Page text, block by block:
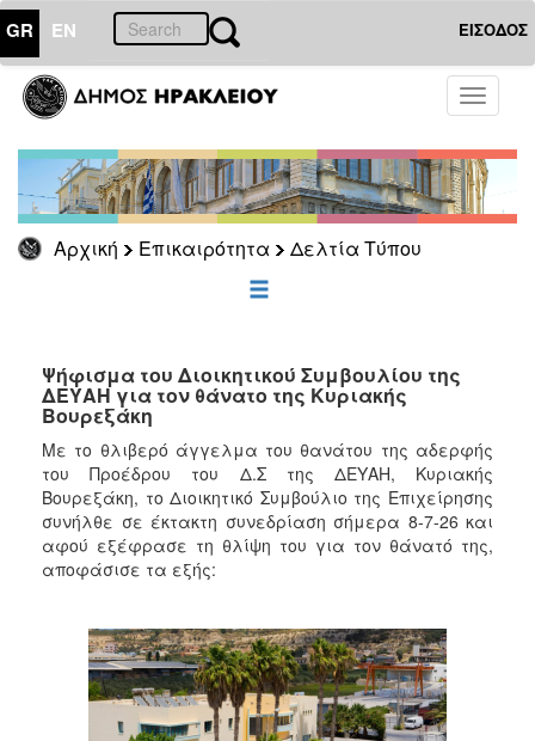
GR EN ΕΙΣΟΔΟΣ
Toggle
Αρχική Επικαιρότητα Δελτία Τύπου
ΕΠΙΚΑΙΡΟΤΗΤΑ
Τύπου
Αρχείο
ΕΠΙΣΚΕΠΤΗΣ
ΗΡΑΚΛΕΙΟ
Ψήφισμα του Διοικητικού Συμβουλίου της
ΔΕΥΑΗ για τον θάνατο της Κυριακής
Βουρεξάκη
Με το θλιβερό άγγελμα του θανάτου της αδερφής
του Προέδρου του Δ.Σ της ΔΕΥΑΗ, Κυριακής
Βουρεξάκη, το Διοικητικό Συμβούλιο της Επιχείρησης
συνήλθε σε έκτακτη συνεδρίαση σήμερα 8-7-26 και
αφού εξέφρασε τη θλίψη του για τον θάνατό της,
αποφάσισε τα εξής: